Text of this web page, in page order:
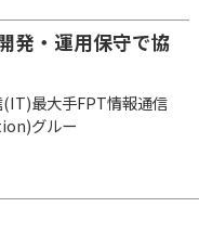
発・運用保守で協
最大手FPT情報通信
グルー